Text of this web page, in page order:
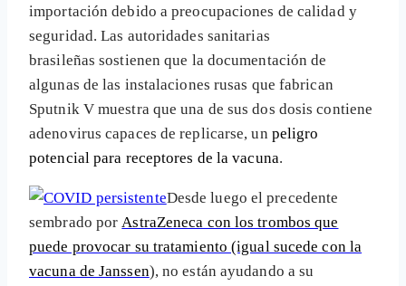
importación debido a preocupaciones de calidad y
seguridad. Las autoridades sanitarias
brasileñas sostienen que la documentación de
algunas de las instalaciones rusas que fabrican
Sputnik V muestra que una de sus dos dosis contiene
adenovirus capaces de replicarse, un peligro
potencial para receptores de la vacuna.
Desde luego el precedente
sembrado porAstraZeneca con los trombos que
puede provocar su tratamiento (igual sucede con la
vacuna de Janssen), no están ayudando a su